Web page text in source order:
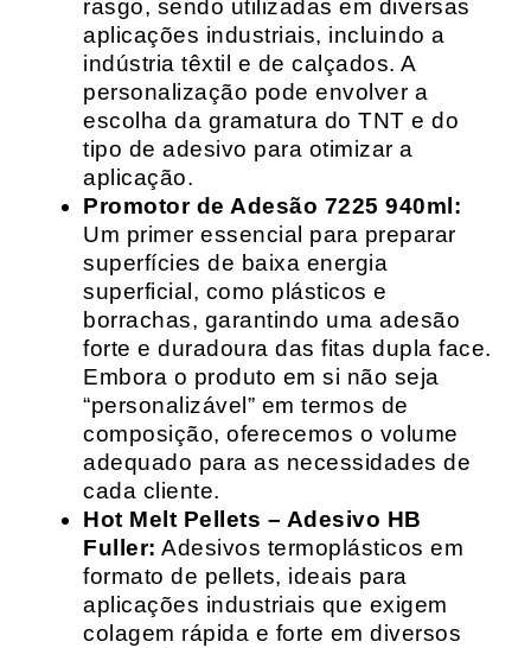
rasgo, sendo utilizadas em diversas
aplicações industriais, incluindo a
indústria têxtil e de calçados. A
personalização pode envolver a
escolha da gramatura do TNT e do
tipo de adesivo para otimizar a
aplicação.
Promotor de Adesão 7225 940ml:
Um primer essencial para preparar
superfícies de baixa energia
superficial, como plásticos e
borrachas, garantindo uma adesão
forte e duradoura das fitas dupla face.
Embora o produto em si não seja
“personalizável” em termos de
composição, oferecemos o volume
adequado para as necessidades de
cada cliente.
Hot Melt Pellets – Adesivo HB
Fuller: Adesivos termoplásticos em
formato de pellets, ideais para
aplicações industriais que exigem
colagem rápida e forte em diversos